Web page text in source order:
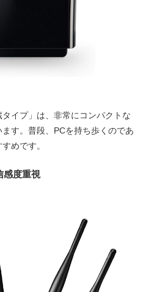
イプ」は、非常にコンパクトな
す。普段、PCを持ち歩くのであ
めです。
感度重視